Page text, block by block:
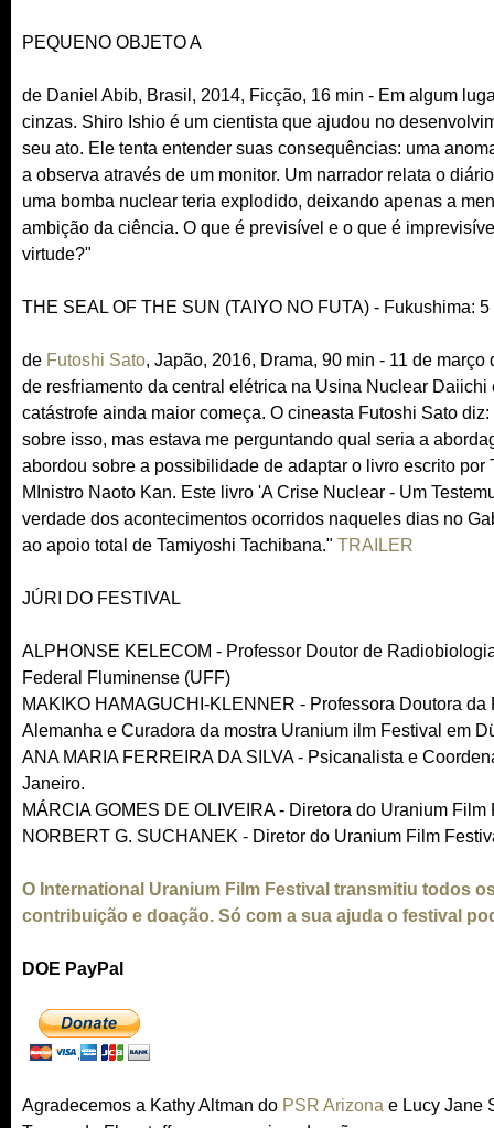
PEQUENO OBJETO A
de Daniel Abib, Brasil, 2014, Ficção, 16 min - Em algum
cinzas. Shiro Ishio é um cientista que ajudou no
seu ato. Ele tenta entender suas consequências: uma
a observa através de um monitor. Um narrador relata o
uma bomba nuclear teria explodido, deixando apenas a
ambição da ciência. O que é previsível e o que é
virtude?"
THE SEAL OF THE SUN (TAIYO NO FUTA) - Fukushima:
de Futoshi Sato, Japão, 2016, Drama, 90 min - 11 de
de resfriamento da central elétrica na Usina Nuclear
catástrofe ainda maior começa. O cineasta Futoshi Sato
sobre isso, mas estava me perguntando qual seria a
abordou sobre a possibilidade de adaptar o livro escrito
MInistro Naoto Kan. Este livro 'A Crise Nuclear - Um
verdade dos acontecimentos ocorridos naqueles dias no
ao apoio total de Tamiyoshi Tachibana." TRAILER
JÚRI DO FESTIVAL
ALPHONSE KELECOM - Professor Doutor de
Federal Fluminense (UFF)
MAKIKO HAMAGUCHI-KLENNER - Professora Doutora
Alemanha e Curadora da mostra Uranium ilm Festival em
ANA MARIA FERREIRA DA SILVA - Psicanalista e
Janeiro.
MÁRCIA GOMES DE OLIVEIRA - Diretora do Uranium Film
NORBERT G. SUCHANEK - Diretor do Uranium Film
O International Uranium Film Festival transmitiu todos
contribuição e doação. Só com a sua ajuda o festival
DOE PayPal
Agradecemos a Kathy Altman do PSR Arizona e Lucy Jane